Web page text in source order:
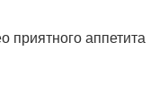
приятного аппетита